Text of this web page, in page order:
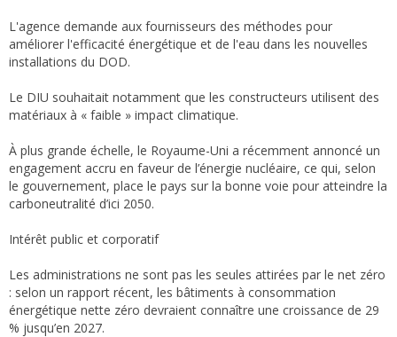
L'agence demande aux fournisseurs des méthodes pour
améliorer l'efficacité énergétique et de l'eau dans les nouvelles
installations du DOD.
Le DIU souhaitait notamment que les constructeurs utilisent des
matériaux à « faible » impact climatique.
À plus grande échelle, le Royaume-Uni a récemment annoncé un
engagement accru en faveur de l’énergie nucléaire, ce qui, selon
le gouvernement, place le pays sur la bonne voie pour atteindre la
carboneutralité d’ici 2050.
Intérêt public et corporatif
Les administrations ne sont pas les seules attirées par le net zéro
: selon un rapport récent, les bâtiments à consommation
énergétique nette zéro devraient connaître une croissance de 29
% jusqu’en 2027.